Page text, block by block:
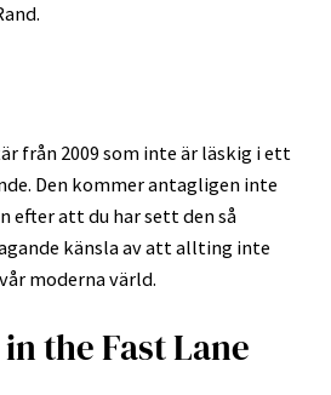
från 2009 som inte är läskig i ett
Den kommer antagligen inte
efter att du har sett den så
känsla av att allting inte
moderna värld.
the Fast Lane